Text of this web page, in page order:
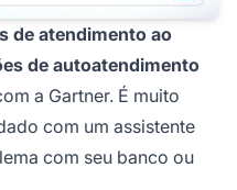
de atendimento ao
de autoatendimento
a Gartner. É muito
com um assistente
com seu banco ou